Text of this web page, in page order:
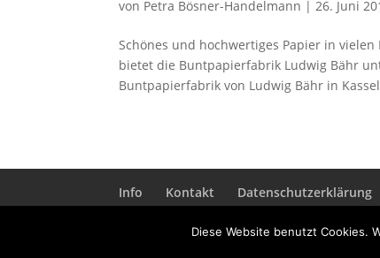
von Petra Bösner-Handelmann | 26. Juni
Schönes und hochwertiges Papier in
bietet die Buntpapierfabrik Ludwig Bähr
Buntpapierfabrik von Ludwig Bähr in
Info Kontakt Datenschutzerklärung
Diese Website benutzt Cookies.